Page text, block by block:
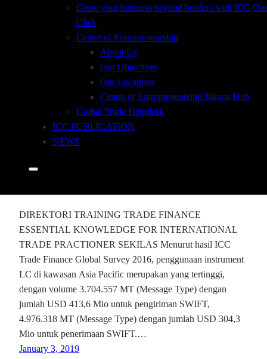
Grow your business beyond borders with ICC
Click
Centre of Entrepreneurship
About Us
Our Objectives
Our Locations
Centre of Entrepreneurship Jakarta Hub
Global Trade Helpdesk
ICC PUBLICATION
NEWS
ESSENTIAL
KNOWLEDGE FOR
INTERNATIONAL
TRADE
PRACTIONER
DIREKTORI TRAINING TRADE FINANCE
ESSENTIAL KNOWLEDGE FOR INTERNATIONAL
TRADE PRACTIONER SEKILAS Menurut hasil ICC
Trade Finance Global Survey 2016, penggunaan instrument
LC di kawasan Asia Pacific merupakan yang tertinggi,
dengan volume 3.704.557 MT (Message Type) dengan
jumlah USD 413,6 Mio untuk pengiriman SWIFT,
4.976.318 MT (Message Type) dengan jumlah USD 304,3
Mio untuk penerimaan SWIFT.…
January 3, 2019